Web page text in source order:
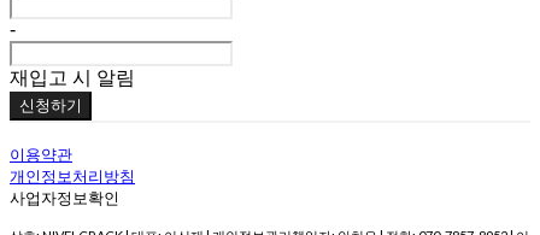
-
재입고 시 알림
신청하기
이용약관
개인정보처리방침
사업자정보확인